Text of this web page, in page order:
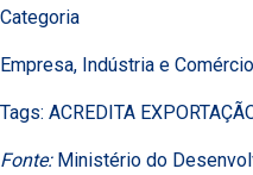
Categoria
Empresa, Indústria e Comércio
Tags: ACREDITA
Fonte:Ministério do